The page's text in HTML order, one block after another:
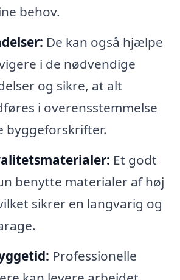
behov.
De kan også hjælpe
i de nødvendige
og sikre, at alt
i overensstemmelse
byggeforskrifter.
Et godt
benytte materialer af høj
sikrer en langvarig og
Professionelle